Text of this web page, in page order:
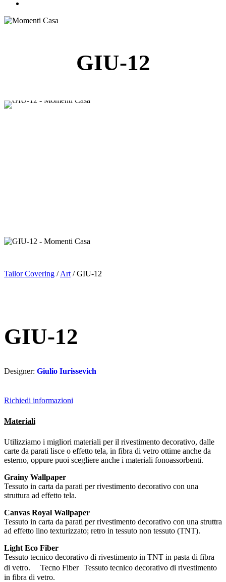
GIU-12
Tailor Covering /Art / GIU-12
GIU-12
Designer: Giulio Iurissevich
Richiedi informazioni
Materiali
Utilizziamo i migliori materiali per il rivestimento decorativo, dalle
carte da parati lisce o effetto tela, in fibra di vetro ottime anche da
esterno, oppure puoi scegliere anche i materiali fonoassorbenti.
Grainy Wallpaper
Tessuto in carta da parati per rivestimento decorativo con una
struttura ad effetto tela.
Canvas Royal Wallpaper
Tessuto in carta da parati per rivestimento decorativo con una struttra
ad effetto lino texturizzato; retro in tessuto non tessuto (TNT).
Light Eco Fiber
Tessuto tecnico decorativo di rivestimento in TNT in pasta di fibra
di vetro. Tecno Fiber Tessuto tecnico decorativo di rivestimento
in fibra di vetro.